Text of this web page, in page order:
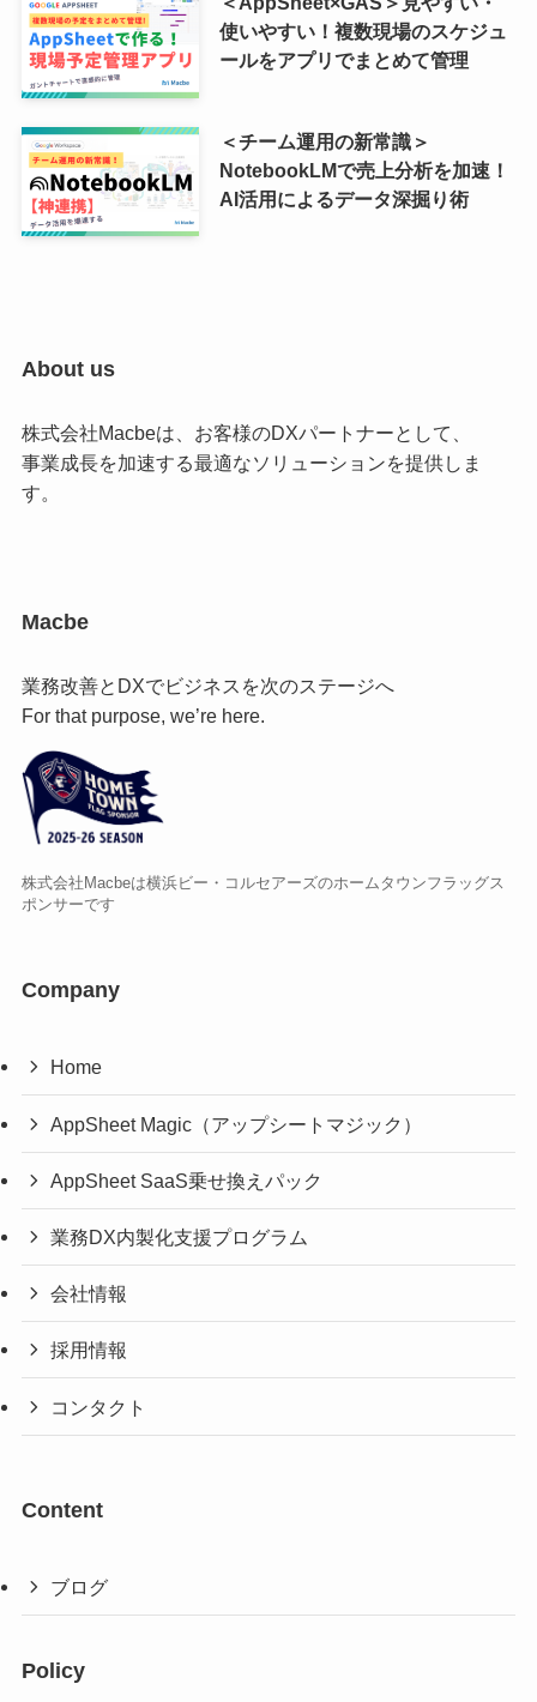
使いやすい！複数現場のスケジュ
ールをアプリでまとめて管理
＜チーム運用の新常識＞
NotebookLMで売上分析を加速！
AI活用によるデータ深掘り術
About us
株式会社Macbeは、お客様のDXパートナーとして、
事業成長を加速する最適なソリューションを提供しま
す。
Macbe
業務改善とDXでビジネスを次のステージへ
For that purpose, we’re here.
株式会社Macbeは横浜ビー・コルセアーズのホームタウンフラッグス
ポンサーです
Company
Home
AppSheet Magic（アップシートマジック）
AppSheet SaaS乗せ換えパック
業務DX内製化支援プログラム
会社情報
採用情報
コンタクト
Content
ブログ
Policy